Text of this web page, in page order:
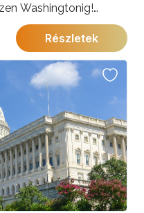
Washingtonig!
múltja és jelene
Egyesült
Részletek